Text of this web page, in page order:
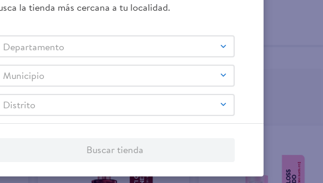
la tienda más cercana a tu localidad.
Departamento
Municipio
Distrito
Buscar tienda